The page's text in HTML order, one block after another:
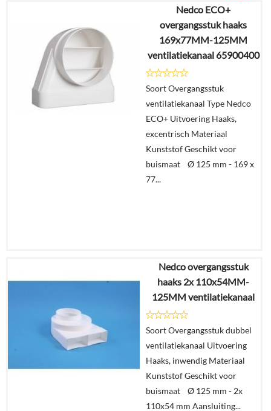
Details
In
Nedco ECO+
overgangsstuk haaks
169x77MM-125MM
ventilatiekanaal 65900400
Soort Overgangsstuk
ventilatiekanaal Type Nedco
ECO+ Uitvoering Haaks,
excentrisch Materiaal
Kunststof Geschikt voor
buismaat Ø 125 mm - 169 x
77...
€35,54
€24,96
In
winkelmand
Nedco overgangsstuk
haaks 2x 110x54MM-
125MM ventilatiekanaal
Soort Overgangsstuk dubbel
ventilatiekanaal Uitvoering
Haaks, inwendig Materiaal
Kunststof Geschikt voor
buismaat Ø 125 mm - 2x
110x54 mm Aansluiting...